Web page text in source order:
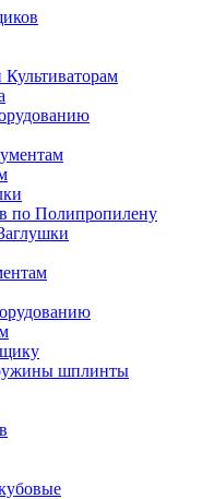
по Полипропилену
шплинты